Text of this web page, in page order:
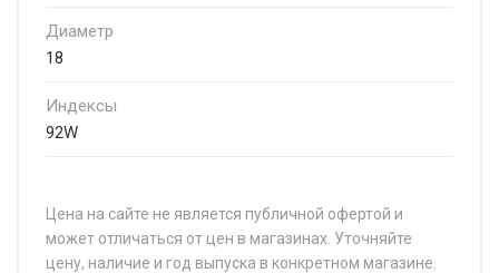
Диаметр
18
Индексы
92W
Цена на сайте не является публичной офертой и
может отличаться от цен в магазинах. Уточняйте
цену, наличие и год выпуска в конкретном магазине.